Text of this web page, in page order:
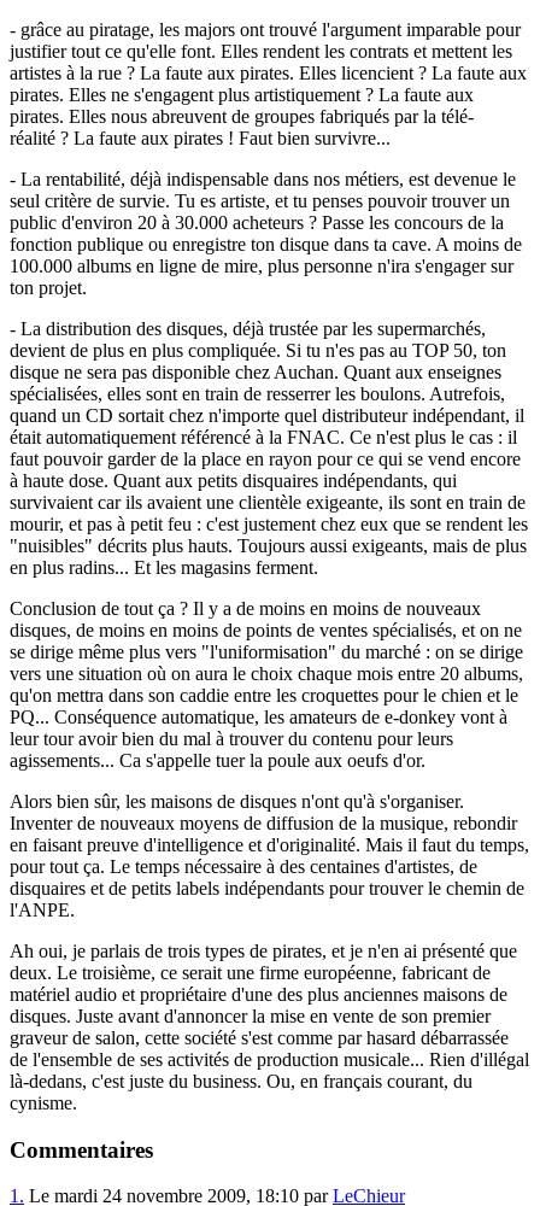
- grâce au piratage, les majors ont trouvé l'argument imparable pour
justifier tout ce qu'elle font. Elles rendent les contrats et mettent les
artistes à la rue ? La faute aux pirates. Elles licencient ? La faute aux
pirates. Elles ne s'engagent plus artistiquement ? La faute aux
pirates. Elles nous abreuvent de groupes fabriqués par la télé-
réalité ? La faute aux pirates ! Faut bien survivre...
- La rentabilité, déjà indispensable dans nos métiers, est devenue le
seul critère de survie. Tu es artiste, et tu penses pouvoir trouver un
public d'environ 20 à 30.000 acheteurs ? Passe les concours de la
fonction publique ou enregistre ton disque dans ta cave. A moins de
100.000 albums en ligne de mire, plus personne n'ira s'engager sur
ton projet.
- La distribution des disques, déjà trustée par les supermarchés,
devient de plus en plus compliquée. Si tu n'es pas au TOP 50, ton
disque ne sera pas disponible chez Auchan. Quant aux enseignes
spécialisées, elles sont en train de resserrer les boulons. Autrefois,
quand un CD sortait chez n'importe quel distributeur indépendant, il
était automatiquement référencé à la FNAC. Ce n'est plus le cas : il
faut pouvoir garder de la place en rayon pour ce qui se vend encore
à haute dose. Quant aux petits disquaires indépendants, qui
survivaient car ils avaient une clientèle exigeante, ils sont en train de
mourir, et pas à petit feu : c'est justement chez eux que se rendent les
"nuisibles" décrits plus hauts. Toujours aussi exigeants, mais de plus
en plus radins... Et les magasins ferment.
Conclusion de tout ça ? Il y a de moins en moins de nouveaux
disques, de moins en moins de points de ventes spécialisés, et on ne
se dirige même plus vers "l'uniformisation" du marché : on se dirige
vers une situation où on aura le choix chaque mois entre 20 albums,
qu'on mettra dans son caddie entre les croquettes pour le chien et le
PQ... Conséquence automatique, les amateurs de e-donkey vont à
leur tour avoir bien du mal à trouver du contenu pour leurs
agissements... Ca s'appelle tuer la poule aux oeufs d'or.
Alors bien sûr, les maisons de disques n'ont qu'à s'organiser.
Inventer de nouveaux moyens de diffusion de la musique, rebondir
en faisant preuve d'intelligence et d'originalité. Mais il faut du temps,
pour tout ça. Le temps nécessaire à des centaines d'artistes, de
disquaires et de petits labels indépendants pour trouver le chemin de
l'ANPE.
Ah oui, je parlais de trois types de pirates, et je n'en ai présenté que
deux. Le troisième, ce serait une firme européenne, fabricant de
matériel audio et propriétaire d'une des plus anciennes maisons de
disques. Juste avant d'annoncer la mise en vente de son premier
graveur de salon, cette société s'est comme par hasard débarrassée
de l'ensemble de ses activités de production musicale... Rien d'illégal
là-dedans, c'est juste du business. Ou, en français courant, du
cynisme.
Commentaires
1. Le mardi 24 novembre 2009, 18:10 parLeChieur